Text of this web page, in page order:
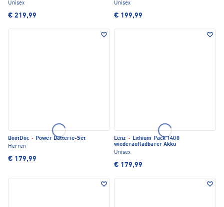
Unisex
€ 219,99
Unisex
€ 199,99
BootDoc · Power Batterie-Set
Herren
€ 179,99
Lenz · Lithium Pack 1400
wiederaufladbarer Akku
Unisex
€ 179,99